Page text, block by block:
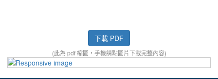
下載 PDF
(此為 pdf 縮圖，手機請點圖片下載完整內容)